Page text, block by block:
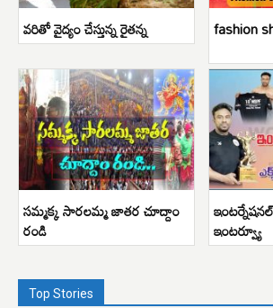
వరితో వైద్యం చేస్తున్న రైతన్న fashion
సమ్మక్క సారలమ్మ జాతర చూద్దాం
రండి ఇంటర్వ్యూ
Top Stories